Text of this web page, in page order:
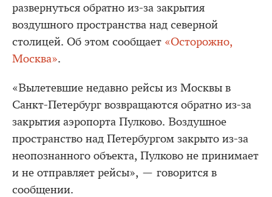
развернуться обратно из-за закрытия
воздушного пространства над северной
столицей. Об этом сообщает «Осторожно,
Москва».
«Вылетевшие недавно рейсы из Москвы в
Санкт-Петербург возвращаются обратно из-за
закрытия аэропорта Пулково. Воздушное
пространство над Петербургом закрыто из-за
неопознанного объекта, Пулково не принимает
и не отправляет рейсы», — говорится в
сообщении.